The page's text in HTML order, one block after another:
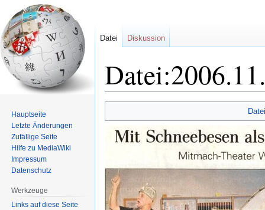
Navigation
springen
Suche
springen
Datei Diskussion
Hauptseite
Letzte Änderungen
Zufällige Seite
Hilfe zu MediaWiki
Impressum
Datenschutz
Werkzeuge
Links auf diese Seite